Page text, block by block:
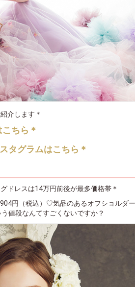
介します＊
ちら＊
タグラムはこちら＊
ドレスは14万円前後が最多価格帯＊
円（税込）♡気品のあるオフショルダ
値段なんてすごくないですか？